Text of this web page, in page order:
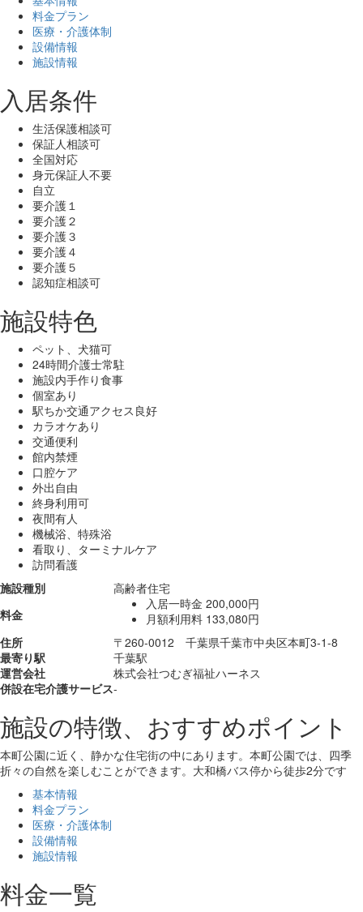
料金プラン
医療・介護体制
設備情報
施設情報
入居条件
生活保護相談可
保証人相談可
全国対応
身元保証人不要
自立
要介護１
要介護２
要介護３
要介護４
要介護５
認知症相談可
施設特色
ペット、犬猫可
24時間介護士常駐
施設内手作り食事
個室あり
駅ちか交通アクセス良好
カラオケあり
交通便利
館内禁煙
口腔ケア
外出自由
終身利用可
夜間有人
機械浴、特殊浴
看取り、ターミナルケア
訪問看護
施設種別
高齢者住宅
料金
入居一時金 200,000円
月額利用料 133,080円
住所
〒260-0012 千葉県千葉市中央区本町3-1-8
最寄り駅
千葉駅
運営会社
株式会社つむぎ福祉ハーネス
併設在宅介護サービス-
施設の特徴、おすすめポイント
本町公園に近く、静かな住宅街の中にあります。本町公園では、四季
折々の自然を楽しむことができます。大和橋バス停から徒歩2分です
基本情報
料金プラン
医療・介護体制
設備情報
施設情報
料金一覧